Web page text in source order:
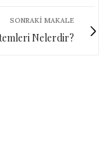
SONRAKI MAKALE
Nelerdir?